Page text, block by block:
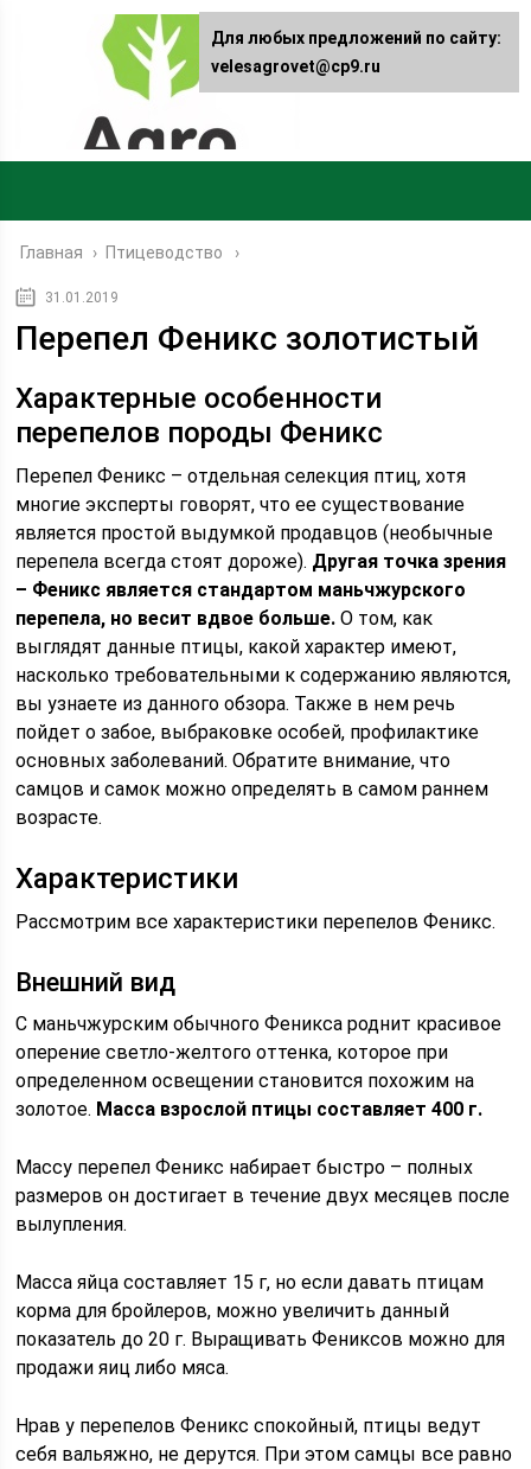
Главная › Птицеводство
31.01.2019
Перепел Феникс золотистый
Характерные особенности
перепелов породы Феникс
Перепел Феникс – отдельная селекция птиц, хотя
многие эксперты говорят, что ее существование
является простой выдумкой продавцов (необычные
перепела всегда стоят дороже). Другая точка зрения
– Феникс является стандартом маньчжурского
перепела, но весит вдвое больше. О том, как
выглядят данные птицы, какой характер имеют,
насколько требовательными к содержанию являются,
вы узнаете из данного обзора. Также в нем речь
пойдет о забое, выбраковке особей, профилактике
основных заболеваний. Обратите внимание, что
самцов и самок можно определять в самом раннем
возрасте.
Характеристики
Рассмотрим все характеристики перепелов Феникс.
Внешний вид
С маньчжурским обычного Феникса роднит красивое
оперение светло-желтого оттенка, которое при
определенном освещении становится похожим на
золотое. Масса взрослой птицы составляет 400 г.
Массу перепел Феникс набирает быстро – полных
размеров он достигает в течение двух месяцев после
вылупления.
Масса яйца составляет 15 г, но если давать птицам
корма для бройлеров, можно увеличить данный
показатель до 20 г. Выращивать Фениксов можно для
продажи яиц либо мяса.
Нрав у перепелов Феникс спокойный, птицы ведут
себя вальяжно, не дерутся. При этом самцы все равно
Для любых предложений по сайту:
velesagrovet@cp9.ru